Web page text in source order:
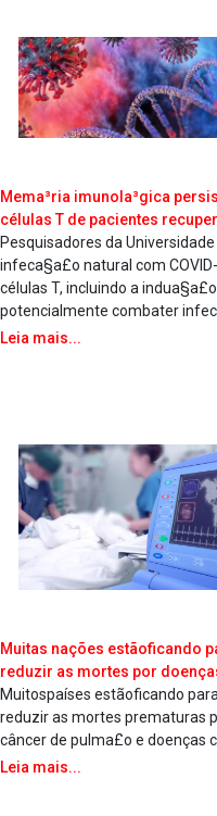
Mema³ria imunola³gica
células T de pacientes
Pesquisadores da
infeca§a£o natural com
células T, incluindo a
potencialmente combater
Leia mais...
Muitas nações estãoficando
reduzir as mortes por
Muitospaíses estãoficando
reduzir as mortes prematuras
câncer de pulma£o e doenças
Leia mais...